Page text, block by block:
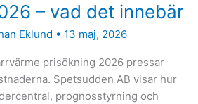
– vad det innebär
Eklund • 13 maj, 2026
prisökning 2026 pressar
Spetsudden AB visar hur
prognosstyrning och